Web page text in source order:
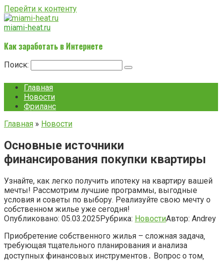
Перейти к контенту
miami-heat.ru
Как заработать в Интернете
Поиск:
Главная
Новости
Фриланс
Главная » Новости
Основные источники
финансирования покупки квартиры
Узнайте, как легко получить ипотеку на квартиру вашей
мечты! Рассмотрим лучшие программы, выгодные
условия и советы по выбору. Реализуйте свою мечту о
собственном жилье уже сегодня!
Опубликовано: 05.03.2025Рубрика: НовостиАвтор: Andrey
Приобретение собственного жилья – сложная задача‚
требующая тщательного планирования и анализа
доступных финансовых инструментов․ Вопрос о том‚